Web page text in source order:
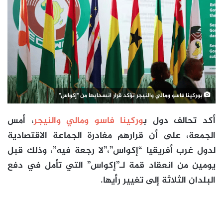
بوركينا فاسو ومالي والنيجر تؤكد قرار انسحابها من "إكواس"
أكد تحالف دول بوركينا فاسو ومالي والنيجر، أمس
الجمعة، على أن قرارهم مغادرة الجماعة الاقتصادية
لدول غرب أفريقيا “إكواس”،”لا رجعة فيه”، وذلك قبل
يومين من انعقاد قمة لـ”إكواس” التي تأمل في دفع
البلدان الثلاثة إلى تغيير رأيها.